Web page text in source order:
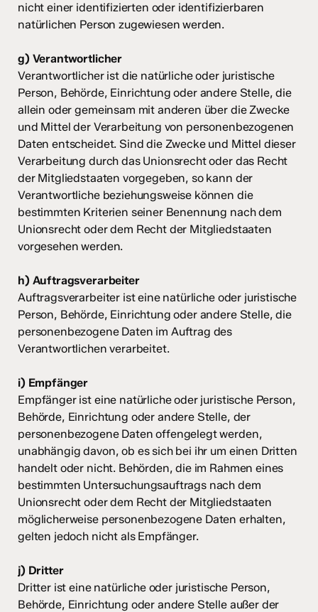
nicht einer identifizierten oder identifizierbaren
natürlichen Person zugewiesen werden.
g) Verantwortlicher
Verantwortlicher ist die natürliche oder juristische
Person, Behörde, Einrichtung oder andere Stelle, die
allein oder gemeinsam mit anderen über die Zwecke
und Mittel der Verarbeitung von personenbezogenen
Daten entscheidet. Sind die Zwecke und Mittel dieser
Verarbeitung durch das Unionsrecht oder das Recht
der Mitgliedstaaten vorgegeben, so kann der
Verantwortliche beziehungsweise können die
bestimmten Kriterien seiner Benennung nach dem
Unionsrecht oder dem Recht der Mitgliedstaaten
vorgesehen werden.
h) Auftragsverarbeiter
Auftragsverarbeiter ist eine natürliche oder juristische
Person, Behörde, Einrichtung oder andere Stelle, die
personenbezogene Daten im Auftrag des
Verantwortlichen verarbeitet.
i) Empfänger
Empfänger ist eine natürliche oder juristische Person,
Behörde, Einrichtung oder andere Stelle, der
personenbezogene Daten offengelegt werden,
unabhängig davon, ob es sich bei ihr um einen Dritten
handelt oder nicht. Behörden, die im Rahmen eines
bestimmten Untersuchungsauftrags nach dem
Unionsrecht oder dem Recht der Mitgliedstaaten
möglicherweise personenbezogene Daten erhalten,
gelten jedoch nicht als Empfänger.
j) Dritter
Dritter ist eine natürliche oder juristische Person,
Behörde, Einrichtung oder andere Stelle außer der